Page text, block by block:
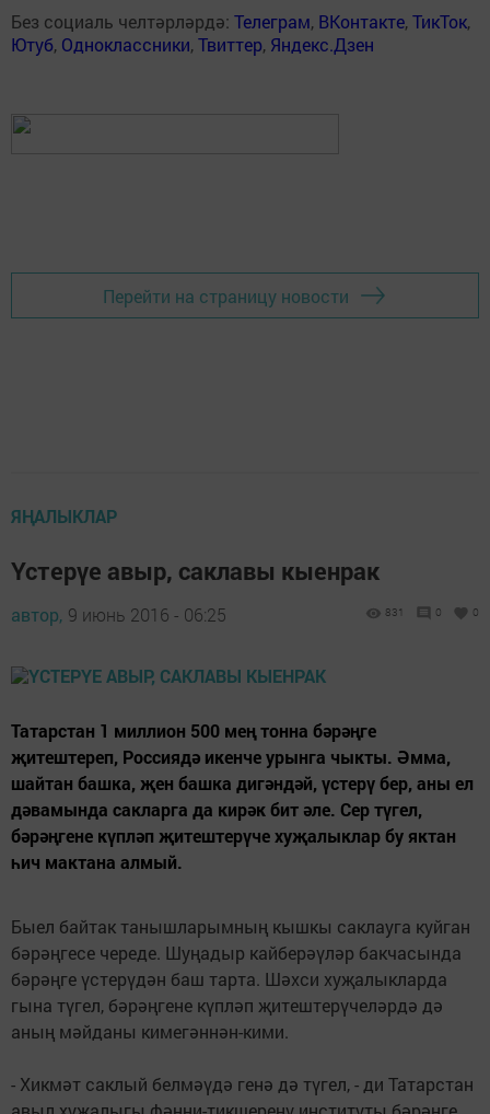
Без социаль челтәрләрдә: Телеграм, ВКонтакте,ТикТок,
Ютуб, Одноклассники,Твиттер, Яндекс.Дзен
Перейти на страницу новости
ЯҢАЛЫКЛАР
Үстерүе авыр, саклавы кыенрак
автор, 9 июнь 2016 - 06:25 831 0 0
Татарстан 1 миллион 500 мең тонна бәрәңге
җитештереп, Россиядә икенче урынга чыкты. Әмма,
шайтан башка, җен башка дигәндәй, үстерү бер, аны ел
дәвамында сакларга да кирәк бит әле. Сер түгел,
бәрәңгене күпләп җитештерүче хуҗалыклар бу яктан
һич мактана алмый.
Быел байтак танышл­а­рым­ның кышкы саклауга куй­ган
бәрәңгесе череде. Шуңадыр кайберәүләр бакчасында
бәрәңге үстерүдән баш тарта. Шәхси хуҗа­лык­ларда
гына түгел, бәрәңгене күпләп җитештерүчеләрдә дә
аның мәйданы кимегән­нән-кими.
- Хикмәт саклый бел­мәү­дә генә дә түгел, - ди Татарстан